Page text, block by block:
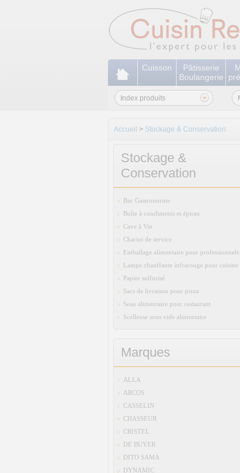
Cuisson
Pâtisserie
Boulangerie
Index produits
Accueil > Stockage & Conservation
Stockage &
Conservation
Bac Gastronorme
Boîte à condiments et épices
Cave à Vin
Chariot de service
Emballage alimentaire pour professionnels
Lampe chauffante infrarouge pour cuisine
Papier sulfurisé
Sacs de livraison pour pizza
Seau alimentaire pour restaurant
Scelleuse sous vide alimentaire
Marques
ALLA
ARCOS
CASSELIN
CHASSEUR
CRISTEL
DE BUYER
DITO SAMA
DYNAMIC